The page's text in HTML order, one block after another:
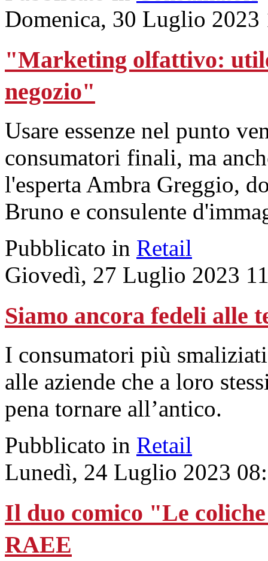
Domenica, 30 Luglio 2023
"Marketing olfattivo:
negozio"
Usare essenze nel punto
consumatori finali, ma
l'esperta Ambra Greggio,
Bruno e consulente
Pubblicato in Retail
Giovedì, 27 Luglio 2023
Siamo ancora fedeli alle
I consumatori più
alle aziende che a loro
pena tornare all’antico.
Pubblicato in Retail
Lunedì, 24 Luglio 2023
Il duo comico "Le
RAEE